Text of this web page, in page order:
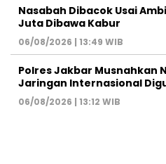
Nasabah Dibacok Usai
Juta Dibawa Kabur
06/08/2026 | 13:49 WIB
Polres Jakbar Musnahkan
Jaringan Internasional
06/08/2026 | 13:12 WIB